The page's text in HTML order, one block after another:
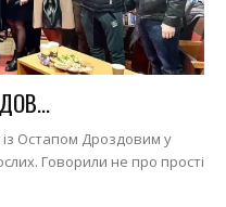
із Остапом Дроздовим у
Говорили не про прості